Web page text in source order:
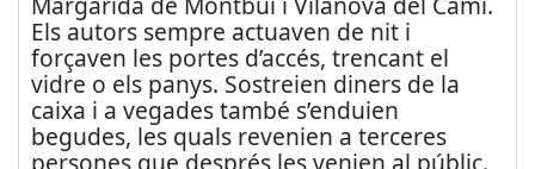
Els autors sempre actuaven de nit i
forçaven les portes d’accés, trencant el
vidre o els panys. Sostreien diners de la
caixa i a vegades també s’enduien
begudes, les quals revenien a terceres